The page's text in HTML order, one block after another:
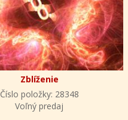
Zblíženie
Číslo položky: 28348
Voľný predaj